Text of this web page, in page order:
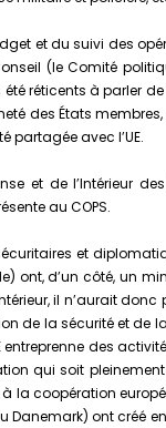
et du suivi des
(le Comité
été réticents à parler
des États
partagée avec l’UE.
et de l’Intérieur
au COPS.
et
ont, d’un côté, un
il n’aurait
de la sécurité et de
entreprenne des
qui soit
la coopération
Danemark) ont créé